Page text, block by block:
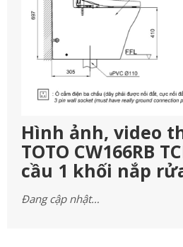
Hình ảnh, video
TOTO CW166RB
cầu 1 khối nắp
Đang cập nhật…